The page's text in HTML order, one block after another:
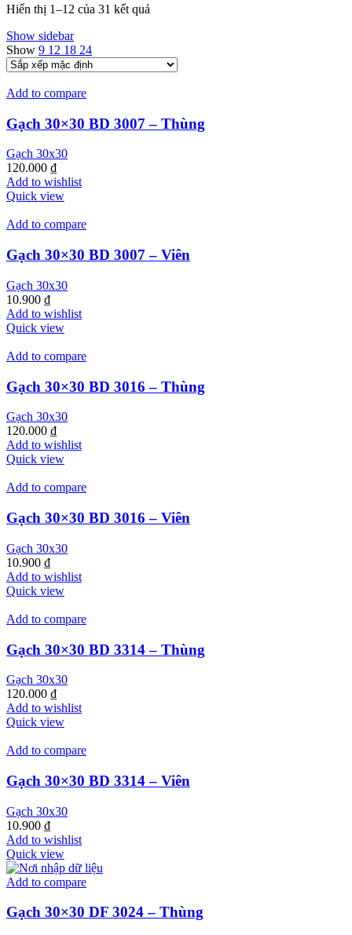
Hiển thị 1–12 của 31 kết quả
Show sidebar
Show 9 12 18 24
Add to compare
Gạch 30×30 BD 3007 – Thùng
Gạch 30x30
120.000 ₫
Add to wishlist
Quick view
Add to compare
Gạch 30×30 BD 3007 – Viên
Gạch 30x30
10.900 ₫
Add to wishlist
Quick view
Add to compare
Gạch 30×30 BD 3016 – Thùng
Gạch 30x30
120.000 ₫
Add to wishlist
Quick view
Add to compare
Gạch 30×30 BD 3016 – Viên
Gạch 30x30
10.900 ₫
Add to wishlist
Quick view
Add to compare
Gạch 30×30 BD 3314 – Thùng
Gạch 30x30
120.000 ₫
Add to wishlist
Quick view
Add to compare
Gạch 30×30 BD 3314 – Viên
Gạch 30x30
10.900 ₫
Add to wishlist
Quick view
Add to compare
Gạch 30×30 DF 3024 – Thùng